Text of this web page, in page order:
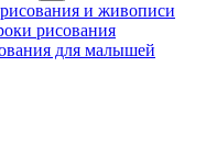
и живописи
рисования
для малышей